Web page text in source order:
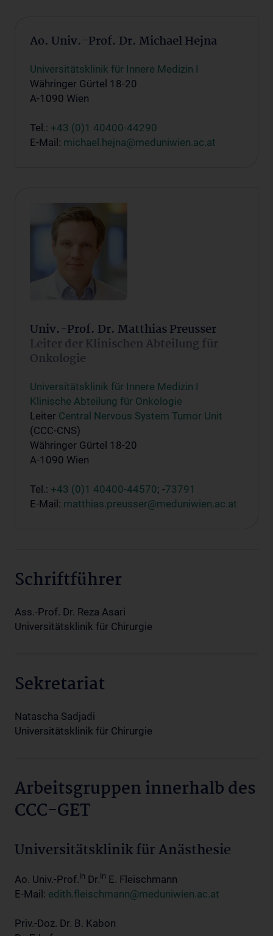
Ao. Univ.-Prof. Dr. Michael Hejna
Universitätsklinik für Innere Medizin I
Währinger Gürtel 18-20
A-1090 Wien
Tel.: +43 (0)1 40400-44290
E-Mail: michael.hejna@meduniwien.ac.at
Univ.-Prof. Dr. Matthias Preusser
Leiter der Klinischen Abteilung für
Onkologie
Universitätsklinik für Innere Medizin I
Klinische Abteilung für Onkologie
Leiter Central Nervous System Tumor Unit
(CCC-CNS)
Währinger Gürtel 18-20
A-1090 Wien
Tel.: +43 (0)1 40400-44570; -73791
E-Mail: matthias.preusser@meduniwien.ac.at
Schriftführer
Ass.-Prof. Dr. Reza Asari
Universitätsklinik für Chirurgie
Sekretariat
Natascha Sadjadi
Universitätsklinik für Chirurgie
Arbeitsgruppen innerhalb des
CCC-GET
Universitätsklinik für Anästhesie
Ao. Univ.-Prof.in Dr.in E. Fleischmann
E-Mail: edith.fleischmann@meduniwien.ac.at
Priv.-Doz. Dr. B. Kabon